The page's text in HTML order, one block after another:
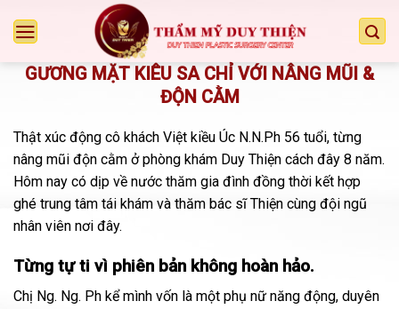
đến
dungGƯƠNG MẶT KIÊU SA CHỈ VỚI NÂNG MŨI &
ĐỘN CẰM
Thật xúc động cô khách Việt kiều Úc N.N.Ph 56 tuổi, từng
nâng mũi độn cằm ở phòng khám Duy Thiện cách đây 8 năm.
Hôm nay có dịp về nước thăm gia đình đồng thời kết hợp
ghé trung tâm tái khám và thăm bác sĩ Thiện cùng đội ngũ
nhân viên nơi đây.
Từng tự ti vì phiên bản không hoàn hảo.
Chị Ng. Ng. Ph kể mình vốn là một phụ nữ năng động, duyên